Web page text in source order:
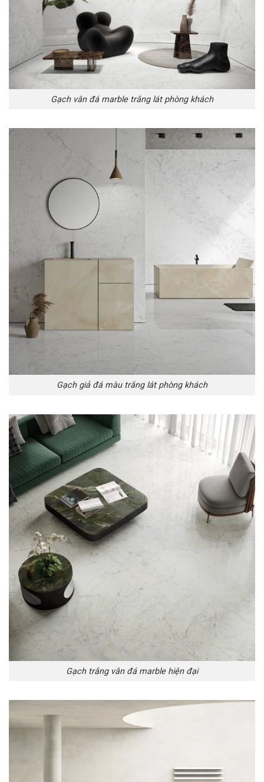
Gạch vân đá marble trắng lát phòng khách
Gạch giả đá màu trắng lát phòng khách
Gạch trắng vân đá marble hiện đại